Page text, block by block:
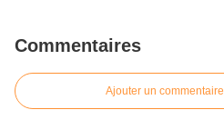
Commentaires
Ajouter un commentaire